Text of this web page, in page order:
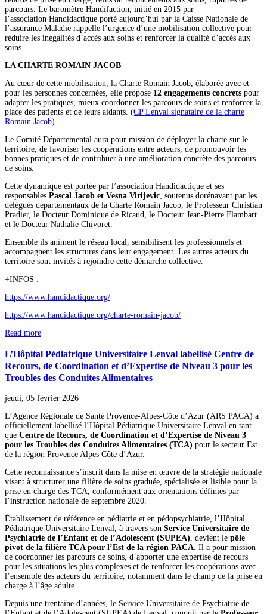
parcours. Le baromètre Handifaction, initié en 2015 par
l’association Handidactique porté aujourd’hui par la Caisse Nationale de
l’assurance Maladie rappelle l’urgence d’une mobilisation collective pour
réduire les inégalités d’accès aux soins et renforcer la qualité d’accès aux
soins.
LA CHARTE ROMAIN JACOB
Au cœur de cette mobilisation, la Charte Romain Jacob, élaborée avec et
pour les personnes concernées, elle propose 12 engagements concrets pour
adapter les pratiques, mieux coordonner les parcours de soins et renforcer la
place des patients et de leurs aidants. (CP Lenval signataire de la charte
Romain Jacob)
Le Comité Départemental aura pour mission de déployer la charte sur le
territoire, de favoriser les coopérations entre acteurs, de promouvoir les
bonnes pratiques et de contribuer à une amélioration concrète des parcours
de soins.
Cette dynamique est portée par l’association Handidactique et ses
responsables Pascal Jacob et Vesna Virijevic, soutenus dorénavant par les
délégués départementaux de la Charte Romain Jacob, le Professeur Christian
Pradier, le Docteur Dominique de Ricaud, le Docteur Jean-Pierre Flambart
et le Docteur Nathalie Chivoret.
Ensemble ils animent le réseau local, sensibilisent les professionnels et
accompagnent les structures dans leur engagement. Les autres acteurs du
territoire sont invités à rejoindre cette démarche collective.
+INFOS :
https://www.handidactique.org/
https://www.handidactique.org/charte-romain-jacob/
Read more
L’Hôpital Pédiatrique Universitaire Lenval labellisé Centre de
Recours, de Coordination et d’Expertise de Niveau 3 pour les
Troubles des Conduites Alimentaires
jeudi, 05 février 2026
L’Agence Régionale de Santé Provence-Alpes-Côte d’Azur (ARS PACA) a
officiellement labellisé l’Hôpital Pédiatrique Universitaire Lenval en tant
que Centre de Recours, de Coordination et d’Expertise de Niveau 3
pour les Troubles des Conduites Alimentaires (TCA) pour le secteur Est
de la région Provence Alpes Côte d’Azur.
Cette reconnaissance s’inscrit dans la mise en œuvre de la stratégie nationale
visant à structurer une filière de soins graduée, spécialisée et lisible pour la
prise en charge des TCA, conformément aux orientations définies par
l’instruction nationale de septembre 2020.
Établissement de référence en pédiatrie et en pédopsychiatrie, l’Hôpital
Pédiatrique Universitaire Lenval, à travers son Service Universitaire de
Psychiatrie de l’Enfant et de l’Adolescent (SUPEA), devient le pôle
pivot de la filière TCA pour l’Est de la région PACA. Il a pour mission
de coordonner les parcours de soins, d’apporter une expertise de recours
pour les situations les plus complexes et de renforcer les coopérations avec
l’ensemble des acteurs du territoire, notamment dans le champ de la prise en
charge à l’âge adulte.
Depuis une trentaine d’années, le Service Universitaire de Psychiatrie de